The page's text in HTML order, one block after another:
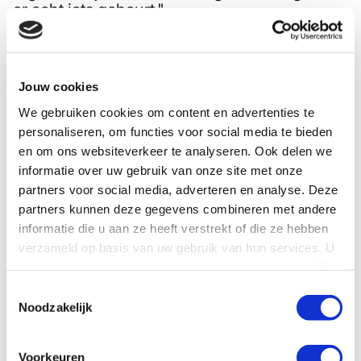
Jouw cookies
We gebruiken cookies om content en advertenties te
personaliseren, om functies voor social media te bieden
en om ons websiteverkeer te analyseren. Ook delen we
informatie over uw gebruik van onze site met onze
partners voor social media, adverteren en analyse. Deze
partners kunnen deze gegevens combineren met andere
informatie die u aan ze heeft verstrekt of die ze hebben
verzameld op basis van uw gebruik van hun services. U
Noodzakelijk
Voorkeuren
er echt iets gebeurt."
Wat is het verschil met een klassieke
handelsmissie?
afzetmarkten en groei. Deze missie richt zich
toekomstbestendig? En met wie kun je daarin
samenwerken? We kijken niet alleen naar
nieuwe toeleveranciers, maar ook naar
partners voor verbetertrajecten. Denk aan
betere arbeidsomstandigheden of lagere
klimaatimpact."
Hoe ziet de missie naar Colombia eruit?
"In maart 2026 gaan we met Nederlandse
bedrijven uit de voedsel- en agrifoodsector
naar Colombia. Vijf dagen lang bezoeken we
producenten. We koppelen bedrijven aan
ngo’s en overheden. Alles draait om leren,